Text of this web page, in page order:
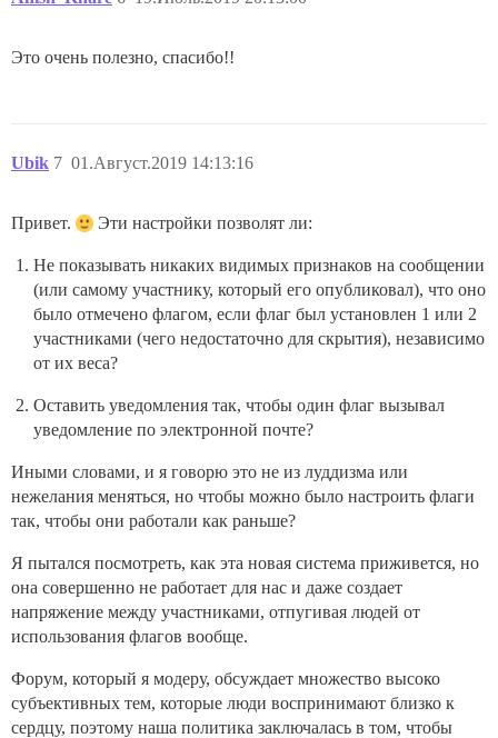
Это очень полезно, спасибо!!
Ubik 01.Август.2019 14:13:16
7
Привет. Эти настройки позволят ли:
Не показывать никаких видимых признаков на сообщении
(или самому участнику, который его опубликовал), что оно
было отмечено флагом, если флаг был установлен 1 или 2
участниками (чего недостаточно для скрытия), независимо
от их веса?
Оставить уведомления так, чтобы один флаг вызывал
уведомление по электронной почте?
Иными словами, и я говорю это не из луддизма или
нежелания меняться, но чтобы можно было настроить флаги
так, чтобы они работали как раньше?
Я пытался посмотреть, как эта новая система приживется, но
она совершенно не работает для нас и даже создает
напряжение между участниками, отпугивая людей от
использования флагов вообще.
Форум, который я модеру, обсуждает множество высоко
субъективных тем, которые люди воспринимают близко к
сердцу, поэтому наша политика заключалась в том, чтобы